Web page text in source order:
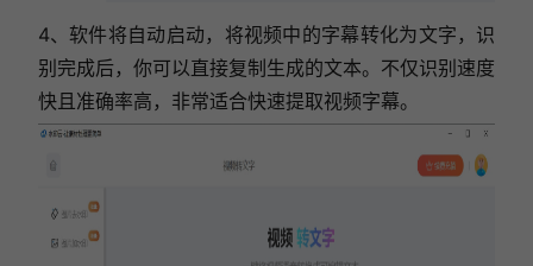
4、 软件将自动启动，将视频中的字幕转化为文字， 识
别完成后，你可以直接复制生成的文本。不仅识别速度
快且准确率高，非常适合快速提取视频字幕。